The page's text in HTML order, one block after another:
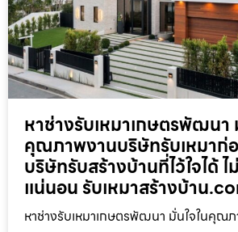
หาช่างรับเหมาเกษตรพัฒนา
คุณภาพงานบริษัทรับเหมาก่อ
บริษัทรับสร้างบ้านที่ไว้ใจได้
แน่นอน รับเหมาสร้างบ้าน
หาช่างรับเหมาเกษตรพัฒนา มั่นใจในคุณ